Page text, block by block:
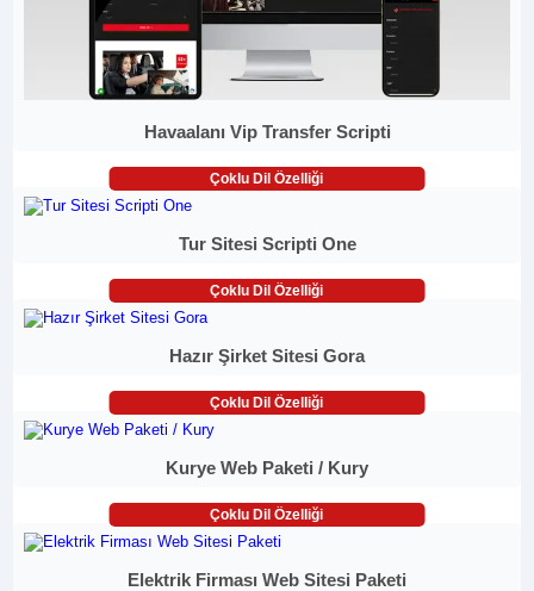
Havaalanı Vip Transfer Scripti
Çoklu Dil Özelliği
Tur Sitesi Scripti One
Çoklu Dil Özelliği
Hazır Şirket Sitesi Gora
Çoklu Dil Özelliği
Kurye Web Paketi / Kury
Çoklu Dil Özelliği
Elektrik Firması Web Sitesi Paketi